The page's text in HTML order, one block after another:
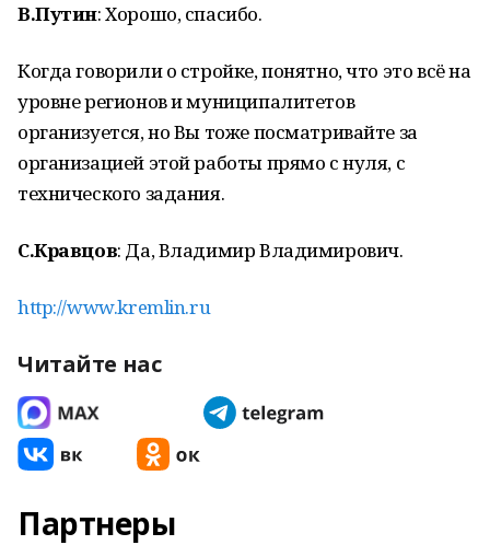
В.Путин: Хорошо, спасибо.
Когда говорили о стройке, понятно, что это всё на
уровне регионов и муниципалитетов
организуется, но Вы тоже посматривайте за
организацией этой работы прямо с нуля, с
технического задания.
С.Кравцов: Да, Владимир Владимирович.
http://www.kremlin.ru
Читайте нас
Партнеры